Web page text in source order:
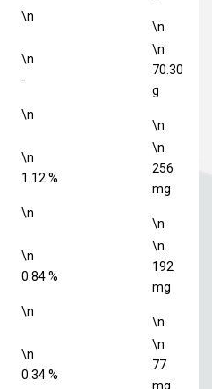
\n
\n
\n
-
\n
\n
70.30
g
\n
\n
1.12 %
\n
\n
256
mg
\n
\n
0.84 %
\n
\n
192
mg
\n
\n
0.34 %
\n
77
mg